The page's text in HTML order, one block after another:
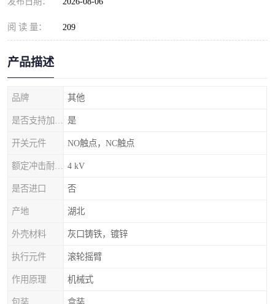
阅 读 量： 209
产品描述
品牌 其他
是
开关元件 NO触点，NC触点
4 kV
是否进口 否
产地 湖北
外壳材料 灰口铸铁，镀锌
执行元件 滚轮摇臂
作用原理 机械式